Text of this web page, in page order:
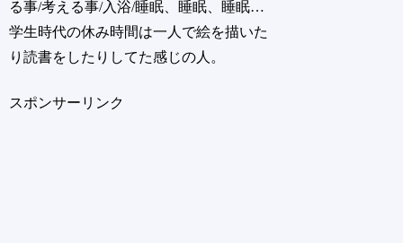
る事/考える事/入浴/睡眠、睡眠、睡眠…
学生時代の休み時間は一人で絵を描いた
り読書をしたりしてた感じの人。
スポンサーリンク